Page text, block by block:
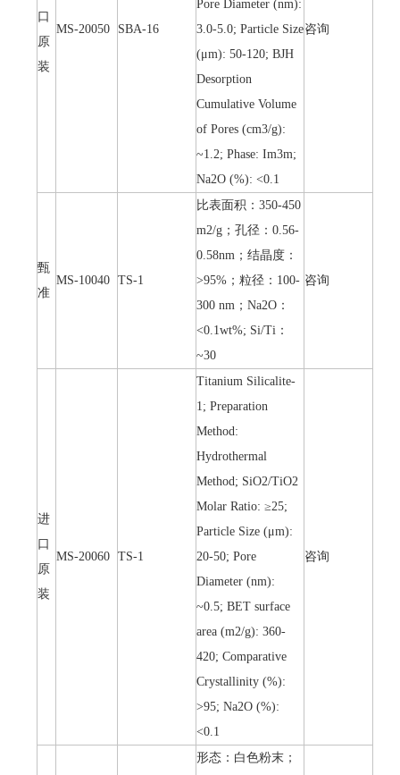
口
原
装
MS-20050 SBA-16
Pore Diameter (nm):
3.0-5.0; Particle Size
(μm): 50-120; BJH
Desorption
Cumulative Volume
of Pores (cm3/g):
~1.2; Phase: Im3m;
Na2O (%): <0.1
咨询
甄
准
MS-10040 TS-1
比表面积：350-450
m2/g；孔径：0.56-
0.58nm；结晶度：
>95%；粒径：100-
300 nm；Na2O：
<0.1wt%; Si/Ti：
~30
咨询
进
口
原
装
MS-20060 TS-1
Titanium Silicalite-
1; Preparation
Method:
Hydrothermal
Method; SiO2/TiO2
Molar Ratio: ≥25;
Particle Size (μm):
20-50; Pore
Diameter (nm):
~0.5; BET surface
area (m2/g): 360-
420; Comparative
Crystallinity (%):
>95; Na2O (%):
<0.1
咨询
形态：白色粉末；